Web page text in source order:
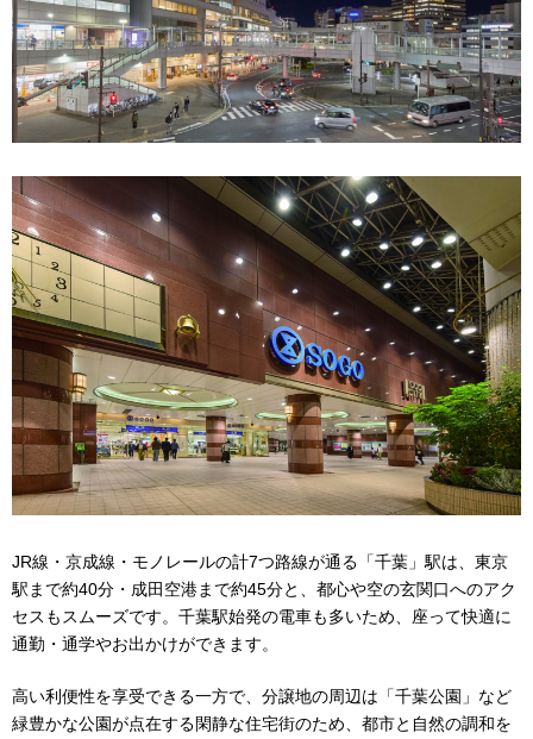
JR線・京成線・モノレールの計7つ路線が通る「千葉」駅は、東京
駅まで約40分・成田空港まで約45分と、都心や空の玄関口へのアク
セスもスムーズです。千葉駅始発の電車も多いため、座って快適に
通勤・通学やお出かけができます。
高い利便性を享受できる一方で、分譲地の周辺は「千葉公園」など
緑豊かな公園が点在する閑静な住宅街のため、都市と自然の調和を